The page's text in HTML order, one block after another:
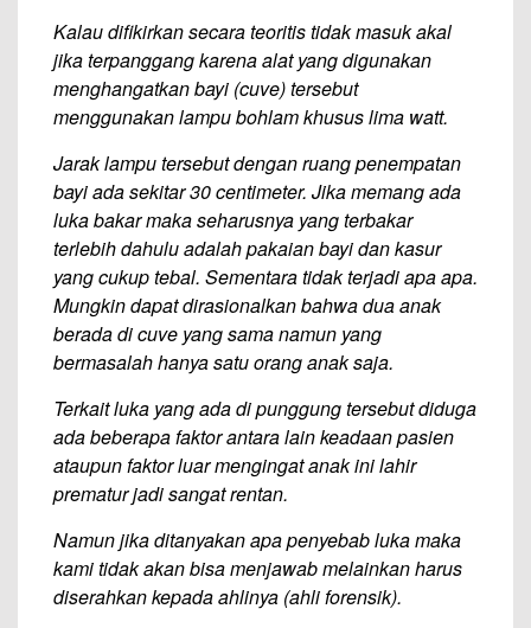
Kalau difikirkan secara teoritis tidak masuk akal
jika terpanggang karena alat yang digunakan
menghangatkan bayi (cuve) tersebut
menggunakan lampu bohlam khusus lima watt.
Jarak lampu tersebut dengan ruang penempatan
bayi ada sekitar 30 centimeter. Jika memang ada
luka bakar maka seharusnya yang terbakar
terlebih dahulu adalah pakaian bayi dan kasur
yang cukup tebal. Sementara tidak terjadi apa apa.
Mungkin dapat dirasionalkan bahwa dua anak
berada di cuve yang sama namun yang
bermasalah hanya satu orang anak saja.
Terkait luka yang ada di punggung tersebut diduga
ada beberapa faktor antara lain keadaan pasien
ataupun faktor luar mengingat anak ini lahir
prematur jadi sangat rentan.
Namun jika ditanyakan apa penyebab luka maka
kami tidak akan bisa menjawab melainkan harus
diserahkan kepada ahlinya (ahli forensik).